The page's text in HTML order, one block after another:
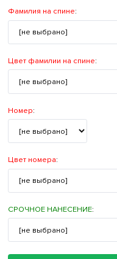
Фамилия на спине:
Цвет фамилии на спине:
Номер:
Цвет номера:
СРОЧНОЕ НАНЕСЕНИЕ: